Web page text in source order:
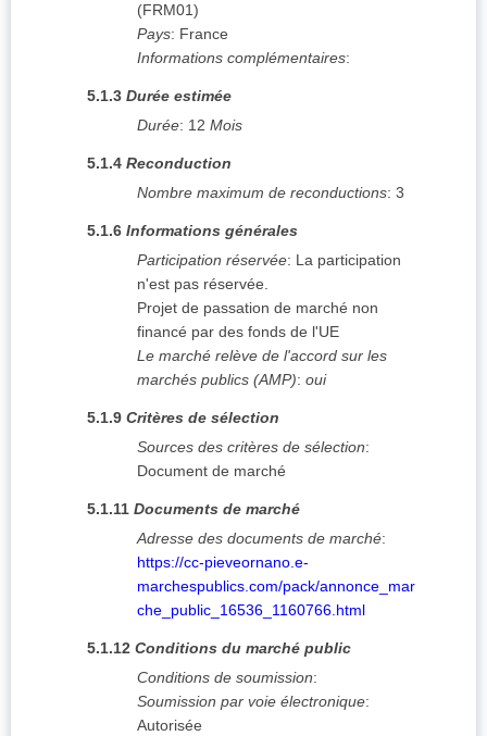
(FRM01)
Pays: France
Informations complémentaires:
5.1.3 Durée estimée
Durée: 12 Mois
5.1.4 Reconduction
Nombre maximum de reconductions: 3
5.1.6 Informations générales
Participation réservée: La participation
n'est pas réservée.
Projet de passation de marché non
financé par des fonds de l'UE
Le marché relève de l'accord sur les
marchés publics (AMP): oui
5.1.9 Critères de sélection
Sources des critères de sélection:
Document de marché
5.1.11 Documents de marché
Adresse des documents de marché:
https://cc-pieveornano.e-
marchespublics.com/pack/annonce_mar
che_public_16536_1160766.html
5.1.12 Conditions du marché public
Conditions de soumission:
Soumission par voie électronique:
Autorisée